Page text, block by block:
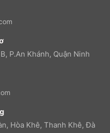
P.An Khánh, Quận Ninh
Hòa Khê, Thanh Khê, Đà